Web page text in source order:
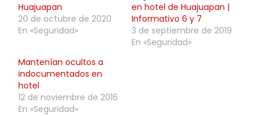
Huajuapan
20 de octubre de 2020
En «Seguridad»
en hotel de Huajuapan |
Informativo 6 y 7
3 de septiembre de 2019
En «Seguridad»
Mantenían ocultos a
indocumentados en
hotel
12 de noviembre de 2016
En «Seguridad»